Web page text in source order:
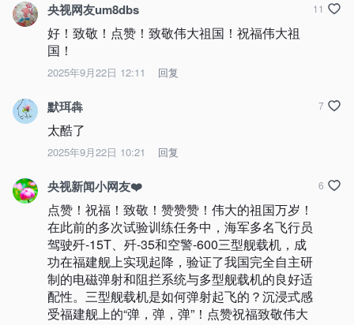
央视网友um8dbs
好！致敬！点赞！致敬伟大祖国！祝福伟大祖
国！
2025年9月22日 12:11 回复
11
默珥犇
太酷了
2025年9月22日 10:21 回复
7
央视新闻小网友❤️
点赞！祝福！致敬！赞赞赞！伟大的祖国万岁！
在此前的多次试验训练任务中，海军多名飞行员
驾驶歼-15T、歼-35和空警-600三型舰载机，成
功在福建舰上实现起降，验证了我国完全自主研
制的电磁弹射和阻拦系统与多型舰载机的良好适
配性。三型舰载机是如何弹射起飞的？沉浸式感
受福建舰上的“弹，弹，弹”！点赞祝福致敬伟大
6